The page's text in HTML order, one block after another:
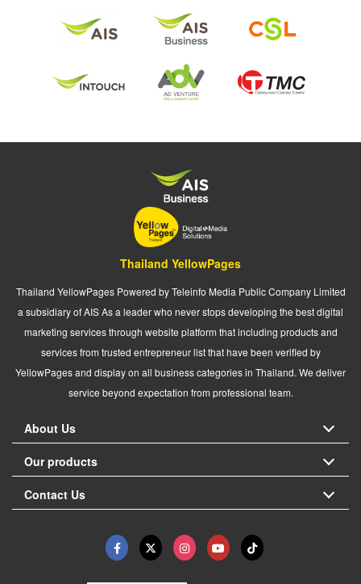
Thailand YellowPages
Thailand YellowPages Powered by Teleinfo Media Public Company Limited
a subsidiary of AIS As a leader who never stops developing the best digital
marketing services through website platform that including products and
services from trusted entrepreneur list that have been verified by
YellowPages and display on all business categories in Thailand. We deliver
service beyond expectation from professional team.
About Us
Our products
Contact Us